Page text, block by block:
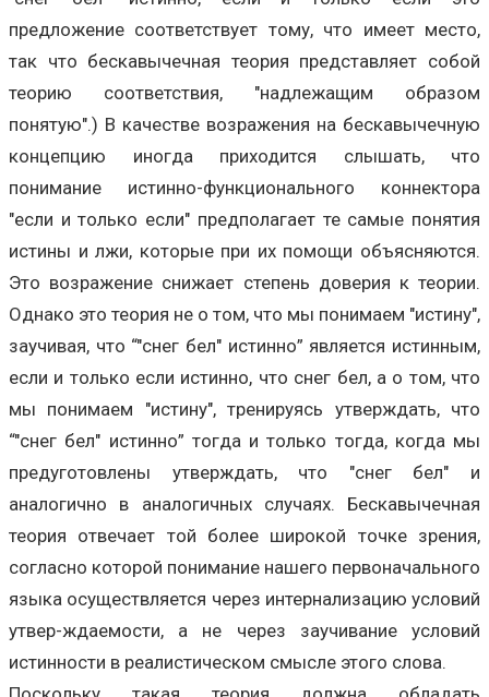
предложение соответствует тому, что имеет место,
так что бескавычечная теория представляет собой
теорию соответствия, "надлежащим образом
понятую".) В качестве возражения на бескавычечную
концепцию иногда приходится слышать, что
понимание истинно-функционального коннектора
"если и только если" предполагает те самые понятия
истины и лжи, которые при их помощи объясняются.
Это возражение снижает степень доверия к теории.
Однако это теория не о том, что мы понимаем "истину",
заучивая, что “"снег бел" истинно” является истинным,
если и только если истинно, что снег бел, а о том, что
мы понимаем "истину", тренируясь утверждать, что
“"снег бел" истинно” тогда и только тогда, когда мы
предуготовлены утверждать, что "снег бел" и
аналогично в аналогичных случаях. Бескавычечная
теория отвечает той более широкой точке зрения,
согласно которой понимание нашего первоначального
языка осуществляется через интернализацию условий
утвер-ждаемости, а не через заучивание условий
истинности в реалистическом смысле этого слова.